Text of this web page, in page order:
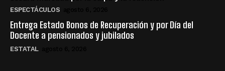
ESPECTÁCULOS
Entrega Estado Bonos de Recuperación y por Día del
Docente a pensionados y jubilados
ESTATAL